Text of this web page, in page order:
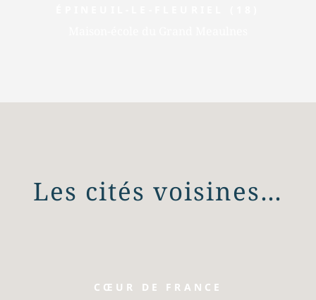
Les cités voisines…
CŒUR DE FRANCE